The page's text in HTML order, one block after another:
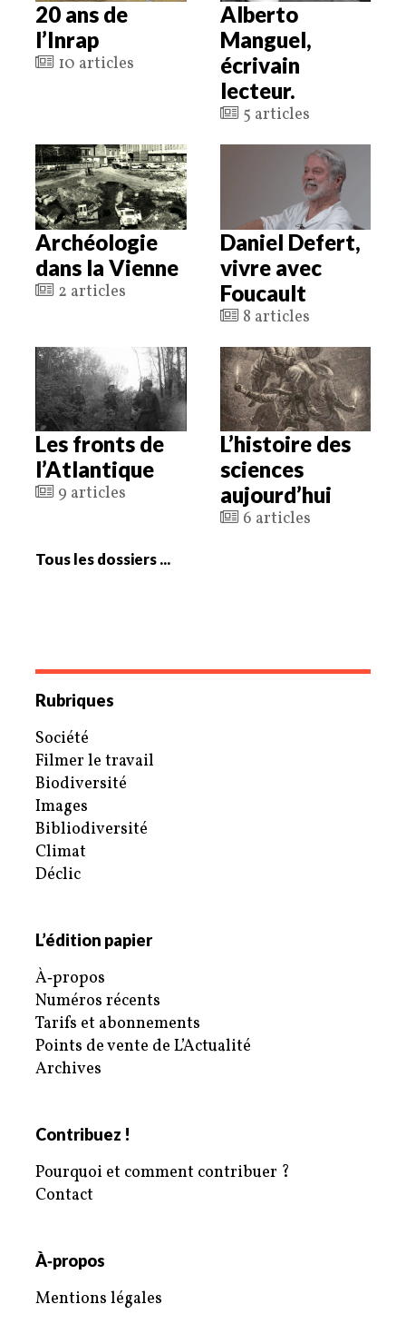
20 ans de
l’Inrap
10 articles
Alberto
Manguel,
écrivain
lecteur.
5 articles
Archéologie
dans la Vienne
2 articles
Daniel Defert,
vivre avec
Foucault
8 articles
Les fronts de
l’Atlantique
9 articles
L’histoire des
sciences
aujourd’hui
6 articles
Tous les dossiers ...
Rubriques
Société
Filmer le travail
Biodiversité
Images
Bibliodiversité
Climat
Déclic
L’édition papier
À‑propos
Numéros récents
Tarifs et abonnements
Points de vente de L’Actualité
Archives
Contribuez !
Pourquoi et comment contribuer ?
Contact
À‑propos
Mentions légales